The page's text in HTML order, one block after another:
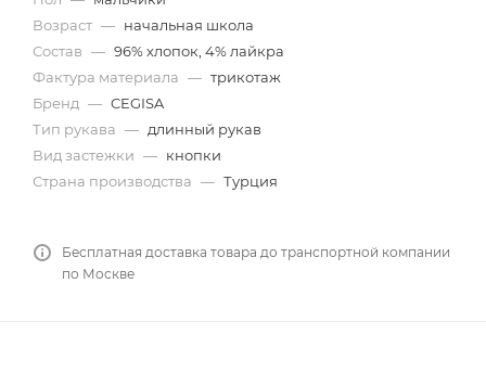
Возраст — начальная школа
Состав — 96% хлопок, 4% лайкра
Фактура материала — трикотаж
Бренд — CEGISA
Тип рукава — длинный рукав
Вид застежки — кнопки
Страна производства — Турция
Бесплатная доставка товара до транспортной компании
по Москве